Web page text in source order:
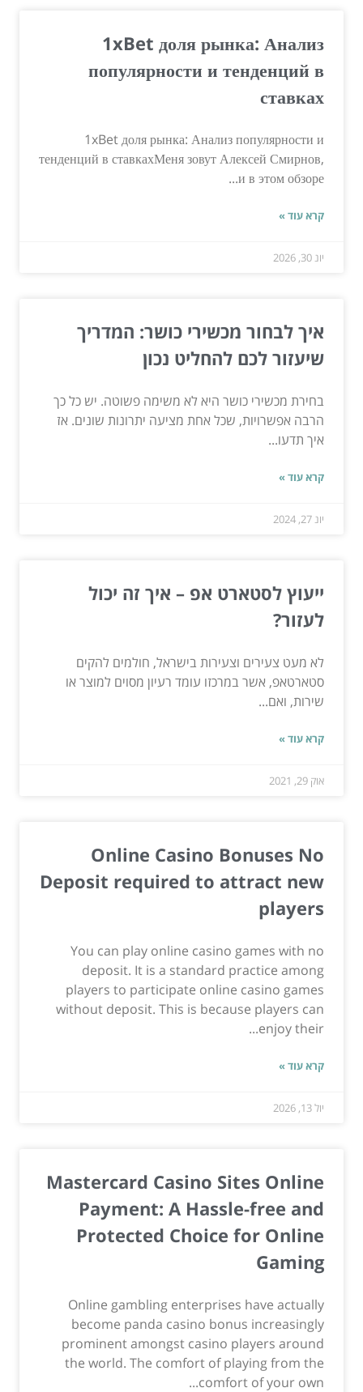
1xBet доля рынка: Анализ
популярности и тенденций в
ставках
1xBet доля рынка: Анализ популярности и
тенденций в ставкахМеня зовут Алексей Смирнов,
и в этом обзоре...
קרא עוד »
יונ 30, 2026
איך לבחור מכשירי כושר: המדריך
שיעזור לכם להחליט נכון
בחירת מכשירי כושר היא לא משימה פשוטה. יש כל כך
הרבה אפשרויות, שכל אחת מציעה יתרונות שונים. אז
איך תדעו...
קרא עוד »
יונ 27, 2024
ייעוץ לסטארט אפ – איך זה יכול
לעזור?
לא מעט צעירים וצעירות בישראל, חולמים להקים
סטארטאפ, אשר במרכזו עומד רעיון מסוים למוצר או
שירות, ואם...
קרא עוד »
אוק 29, 2021
Online Casino Bonuses No
Deposit required to attract new
players
You can play online casino games with no
deposit. It is a standard practice among
players to participate online casino games
without deposit. This is because players can
enjoy their...
קרא עוד »
יול 13, 2026
Mastercard Casino Sites Online
Payment: A Hassle-free and
Protected Choice for Online
Gaming
Online gambling enterprises have actually
become panda casino bonus increasingly
prominent amongst casino players around
the world. The comfort of playing from the
comfort of your own...